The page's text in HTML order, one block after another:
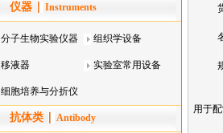
仪器 Instruments
分子生物实验仪器 组织学设备
移液器 实验室常用设备
细胞培养与分折仪
器叠
抗体类 Antibody
用于